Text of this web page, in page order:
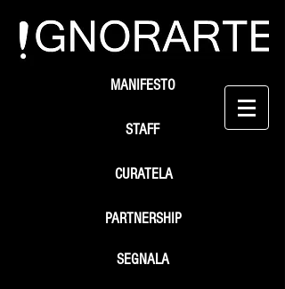
STAFF
SEGNALA
MANIFESTO
PARTNERSHIP
CURATELA